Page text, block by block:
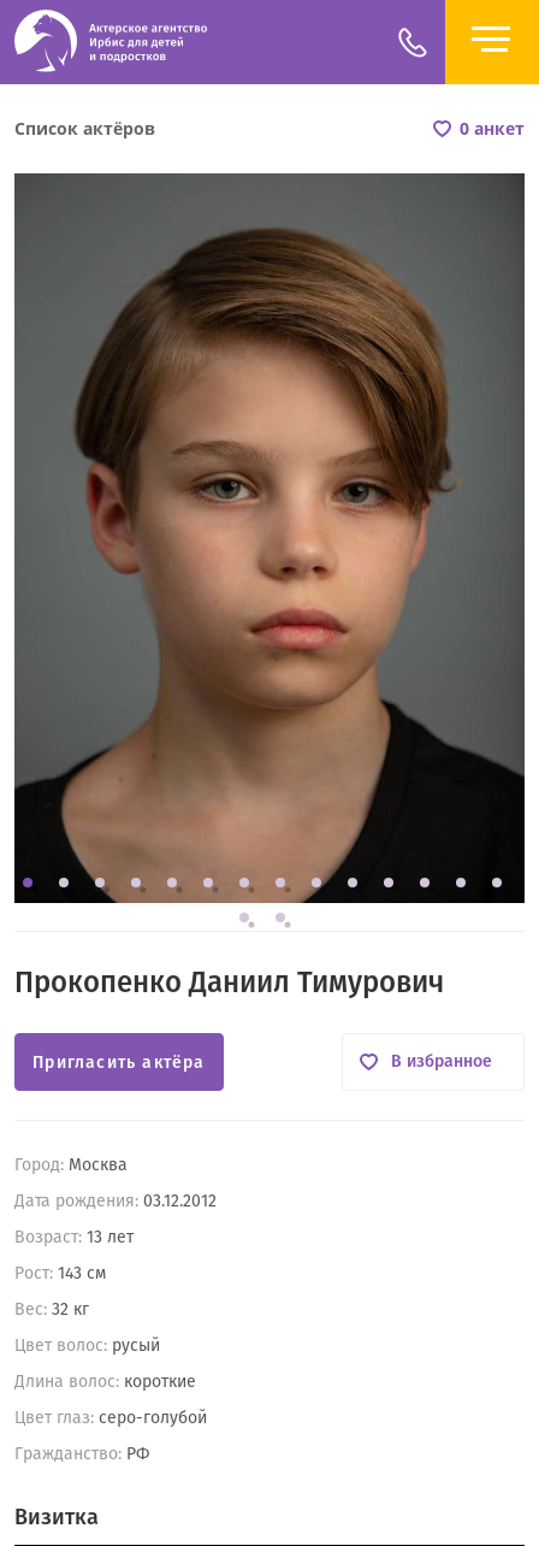
Список актёров 0 анкет
Прокопенко Даниил Тимурович
Город: Москва
Дата рождения: 03.12.2012
Возраст: 13 лет
Рост: 143 см
Вес: 32 кг
Цвет волос: русый
Длина волос: короткие
Цвет глаз: серо-голубой
Гражданство: РФ
Пригласить актёра В избранное
Визитка